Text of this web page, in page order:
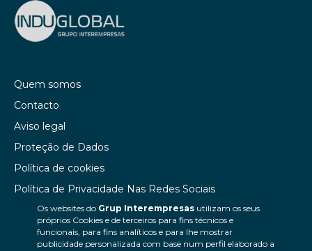
Os websites do Grup Interempresasutilizam os seus
próprios Cookies e de terceiros para fins técnicos e
funcionais, para fins analíticos e para lhe mostrar
publicidade personalizada com base num perfil elaborado a
Quem somos
Contacto
Aviso legal
Proteção de Dados
Política de cookies
Política de Privacidade Nas Redes Sociais
Canal de denúncias
Colaborações editoriais